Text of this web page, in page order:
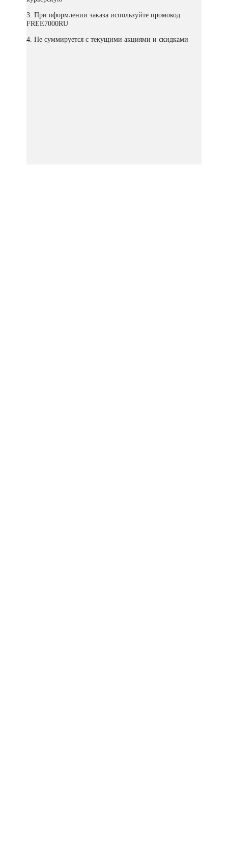
3. При оформлении заказа используйте промокод
FREE7000RU
4. Не суммируется с текущими акциями и скидками